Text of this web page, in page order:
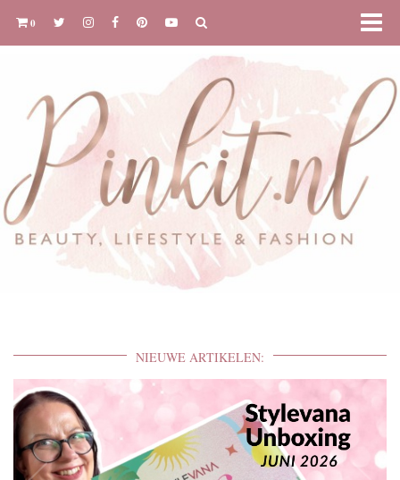
0
NIEUWE ARTIKELEN: